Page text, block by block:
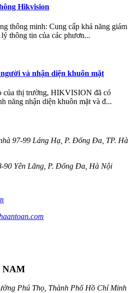
Hikvision
thông minh: Cung cấp khả năng giám
thông tin của các phươn...
và nhận diện khuôn mặt
của thị trường, HIKVISION đã có
năng nhận diện khuôn mặt và đ...
97-99 Láng Hạ, P. Đống Đa, TP. Hà
90 Yên Lãng, P. Đống Đa, Hà Nội
NAM
Phú Thọ, Thành Phố Hồ Chí Minh